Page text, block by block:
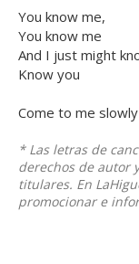
You know me,
You know me
And I just might
Know you
Come to me slowly
* Las letras de
derechos de autor
titulares. En
promocionar e